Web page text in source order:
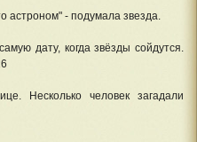
астроном" - подумала звезда.
дату, когда звёзды сойдутся.
Несколько человек загадали